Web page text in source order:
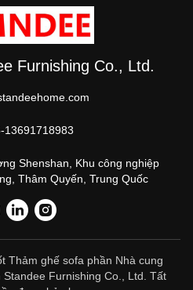
Furnishing Co., Ltd.
13691718983
Shenshan, Khu công nghiệp
Thâm Quyến, Trung Quốc
Thảm ghế sofa phần Nhà cung
Furnishing Co., Ltd. Tất